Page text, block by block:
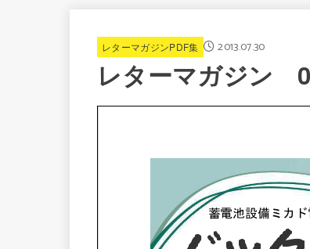
レターマガジンPDF集 2013.07.30
レターマガジン